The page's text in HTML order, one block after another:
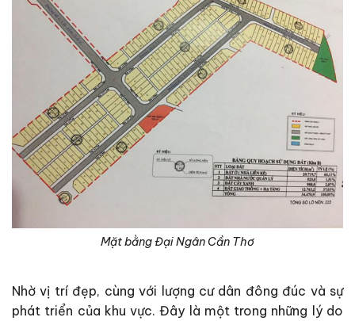
Mặt bằng Đại Ngân Cần Thơ
Nhờ vị trí đẹp, cùng với lượng cư dân đông đúc và sự
phát triển của khu vực. Đây là một trong những lý do